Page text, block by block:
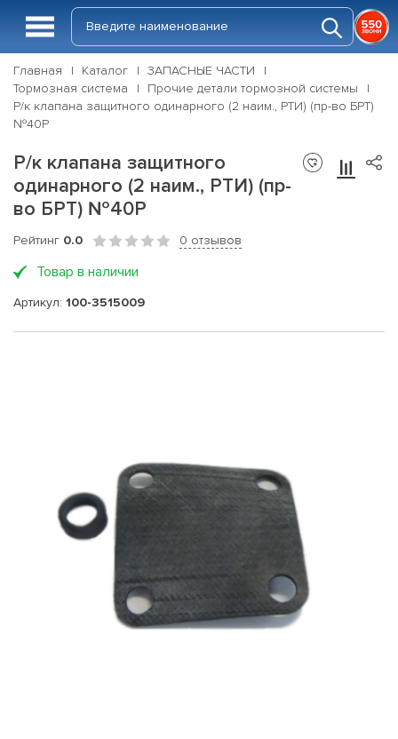
Главная Каталог
ЗАПАСНЫЕ ЧАСТИ
Тормозная система
Прочие детали тормозной системы
Р/к клапана защитного одинарного (2 наим., РТИ) (пр-во БРТ)
№40Р
Р/к клапана защитного
одинарного (2 наим., РТИ) (пр-
во БРТ) №40Р
Рейтинг 0.0 0 отзывов
Товар в наличии
Артикул: 100-3515009